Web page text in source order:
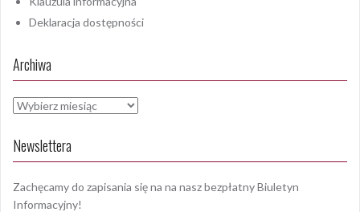
Deklaracja dostępności
Archiwa
Archiwa
Newslettera
Zachęcamy do zapisania się na na nasz bezpłatny Biuletyn
Informacyjny!